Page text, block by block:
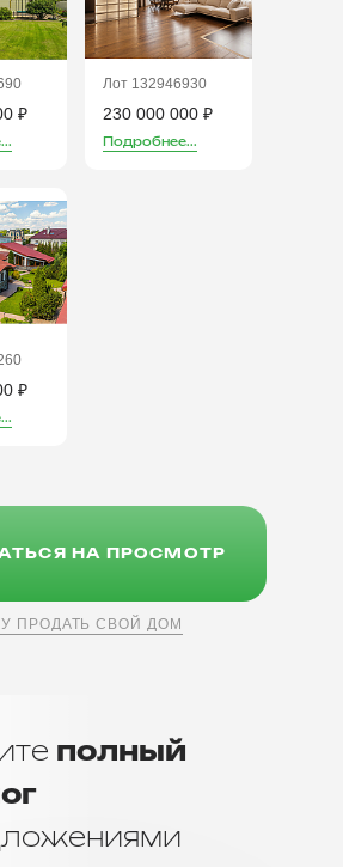
₽
Лот 132946930
230 000 000 ₽
Подробнее...
₽
НА ПРОСМОТР
ПРОДАТЬ СВОЙ ДОМ
полный